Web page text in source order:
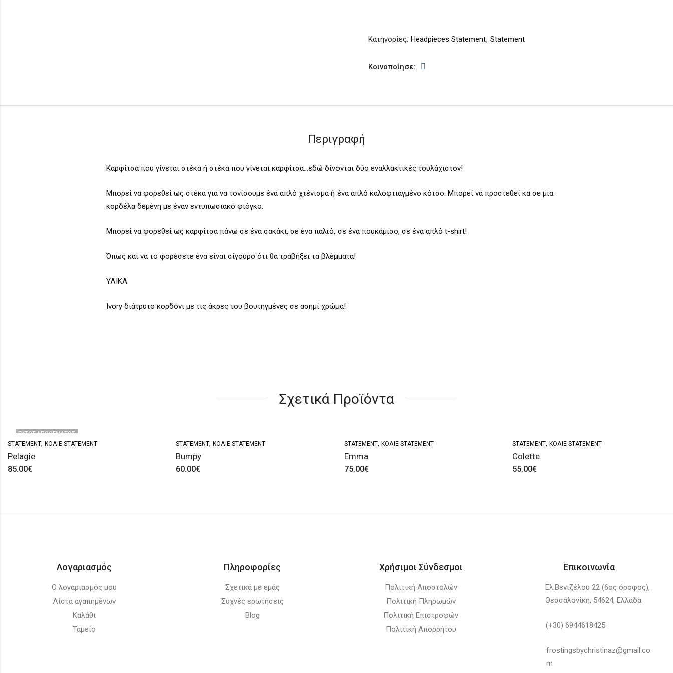
Κατηγορίες: Headpieces Statement, Statement
Κοινοποίησε:
Περιγραφή
Καρφίτσα που γίνεται στέκα ή στέκα που γίνεται καρφίτσα…εδώ δίνονται δύο εναλλακτικές τουλάχιστον!
Μπορεί να φορεθεί ως στέκα για να τονίσουμε ένα απλό χτένισμα ή ένα απλό καλοφτιαγμένο κότσο. Μπορεί να προστεθεί κα σε μια
κορδέλα δεμένη με έναν εντυπωσιακό φιόγκο.
Μπορεί να φορεθεί ως καρφίτσα πάνω σε ένα σακάκι, σε ένα παλτό, σε ένα πουκάμισο, σε ένα απλό t-shirt!
Όπως και να το φορέσετε ένα είναι σίγουρο ότι θα τραβήξει τα βλέμματα!
ΥΛΙΚΑ
Ivory διάτρυτο κορδόνι με τις άκρες του βουτηγμένες σε ασημί χρώμα!
Σχετικά Προϊόντα
ΕΚΤΌΣ ΑΠΟΘΈΜΑΤΟΣ
STATEMENT, ΚΟΛΙΈ STATEMENT
Pelagie
85.00€
STATEMENT, ΚΟΛΙΈ STATEMENT
Bumpy
60.00€
STATEMENT, ΚΟΛΙΈ STATEMENT
Emma
75.00€
STATEMENT, ΚΟΛΙΈ STATEMENT
Colette
55.00€
Λογαριασμός
Ο λογαριασμός μου
Λίστα αγαπημένων
Καλάθι
Ταμείο
Πληροφορίες
Σχετικά με εμάς
Συχνές ερωτήσεις
Blog
Χρήσιμοι Σύνδεσμοι
Πολιτική Αποστολών
Πολιτική Πληρωμών
Πολιτική Επιστροφών
Πολιτική Απορρήτου
Επικοινωνία
Ελ.Βενιζέλου 22 (6ος όροφος),
Θεσσαλονίκη, 54624, Ελλάδα
(+30) 6944618425
frostingsbychristinaz@gmail.co
m